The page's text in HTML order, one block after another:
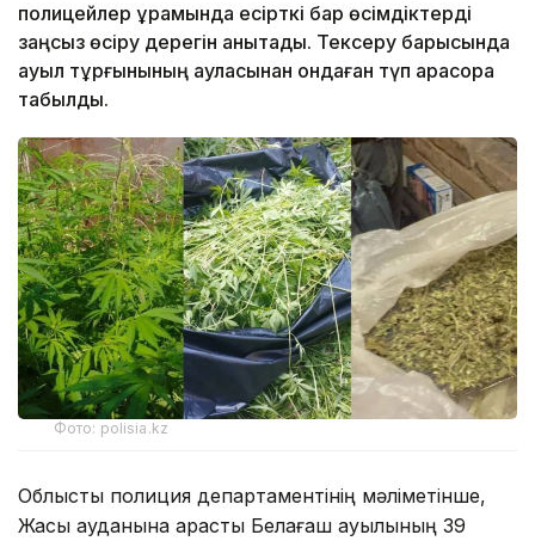
полицейлер құрамында есірткі бар өсімдіктерді
заңсыз өсіру дерегін анықтады. Тексеру барысында
ауыл тұрғынының ауласынан ондаған түп қарасора
табылды.
Фото: polisia.kz
Облыстық полиция департаментінің мәліметінше,
Жақсы ауданына қарасты Белағаш ауылының 39